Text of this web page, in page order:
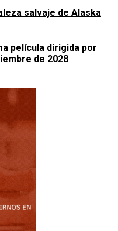
salvaje de Alaska
película dirigida por
de 2028